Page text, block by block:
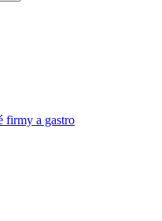
firmy a gastro